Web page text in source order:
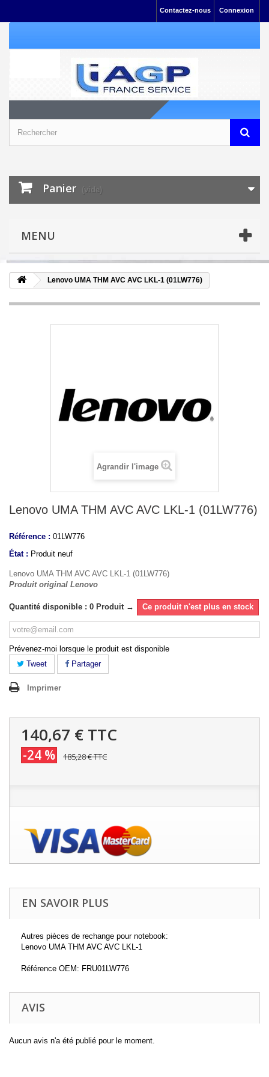
Connexion
Contactez-nous
Panier (vide)
MENU
Lenovo UMA THM AVC AVC LKL-1 (01LW776)
Agrandir l'image
Lenovo UMA THM AVC AVC LKL-1 (01LW776)
Référence : 01LW776
État : Produit neuf
Lenovo UMA THM AVC AVC LKL-1 (01LW776)
Produit original Lenovo
Quantité disponible : 0 Produit → Ce produit n'est plus en stock
Prévenez-moi lorsque le produit est disponible
Tweet
Partager
Imprimer
140,67 € TTC
-24 % 185,28 €TTC
EN SAVOIR PLUS
Autres pièces de rechange pour notebook:
Lenovo UMA THM AVC AVC LKL-1
Référence OEM: FRU01LW776
AVIS
Aucun avis n'a été publié pour le moment.